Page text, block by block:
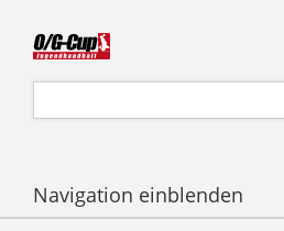
Navigation einblenden